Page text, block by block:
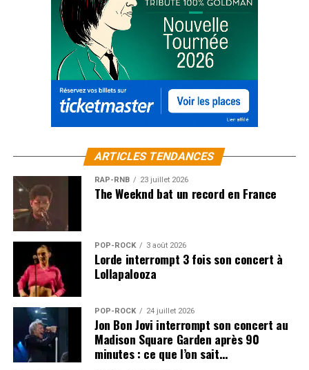
ARTICLES TENDANCES
RAP-RNB 23 juillet 2026
The Weeknd bat un record en France
POP-ROCK 3 août 2026
Lorde interrompt 3 fois son concert à
Lollapalooza
POP-ROCK 24 juillet 2026
Jon Bon Jovi interrompt son concert au
Madison Square Garden après 90
minutes : ce que l’on sait…